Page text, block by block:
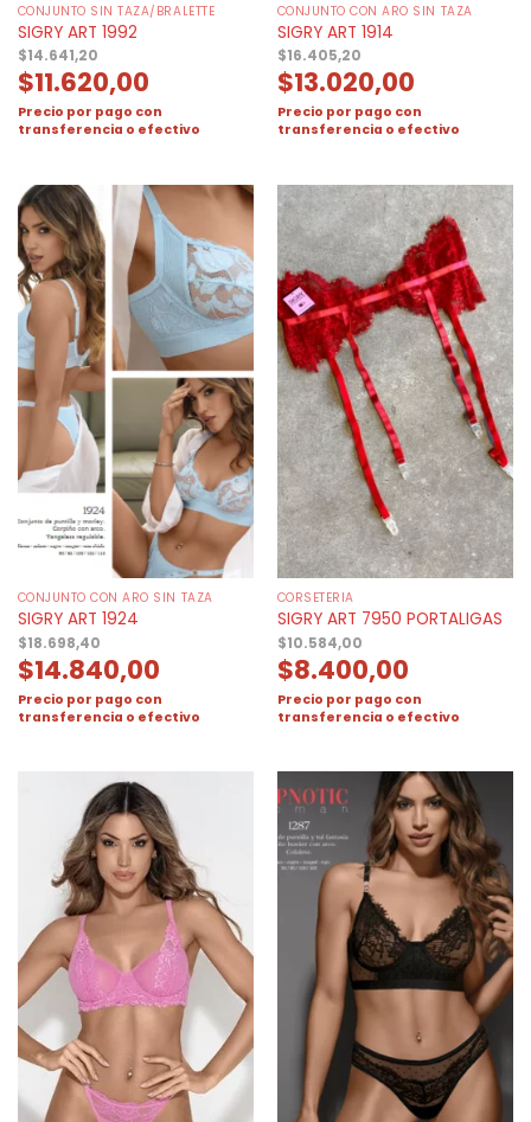
CONJUNTO SIN TAZA/BRALETTE
SIGRY ART 1992
$14.641,20
$11.620,00
Precio por pago con
transferencia o efectivo
CONJUNTO CON ARO SIN TAZA
SIGRY ART 1914
$16.405,20
$13.020,00
Precio por pago con
transferencia o efectivo
CONJUNTO CON ARO SIN TAZA
SIGRY ART 1924
$18.698,40
$14.840,00
Precio por pago con
transferencia o efectivo
CORSETERIA
SIGRY ART 7950 PORTALIGAS
$10.584,00
$8.400,00
Precio por pago con
transferencia o efectivo